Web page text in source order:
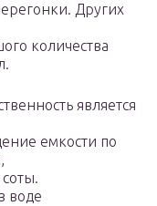
Других
количества
является
емкости по
воде